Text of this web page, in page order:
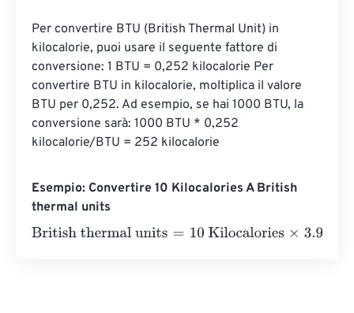
Per convertire BTU (British Thermal Unit) in
kilocalorie, puoi usare il seguente fattore di
conversione: 1 BTU = 0,252 kilocalorie Per
convertire BTU in kilocalorie, moltiplica il valore
BTU per 0,252. Ad esempio, se hai 1000 BTU, la
conversione sarà: 1000 BTU * 0,252
kilocalorie/BTU = 252 kilocalorie
Esempio: Convertire 10 Kilocalories A British
thermal units
British thermal units=10 Kilocalories×3.9656668314